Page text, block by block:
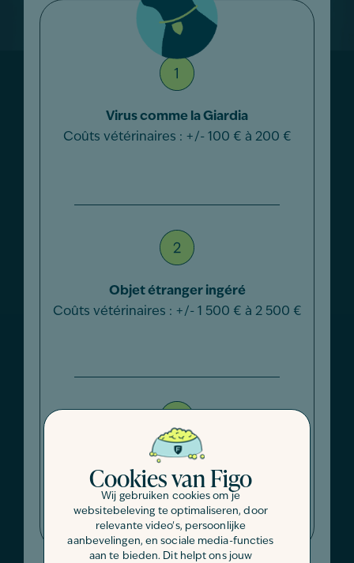
Cookies van Figo
Wij gebruiken cookies om je
websitebeleving te optimaliseren, door
relevante video's, persoonlijke
aanbevelingen, en sociale media-functies
aan te bieden. Dit helpt ons jouw
Virus comme la Giardia
Coûts vétérinaires : +/- 100 € à 200 €
Objet étranger ingéré
Coûts vétérinaires : +/- 1 500 € à 2 500 €
Problèmes articulaires comme la
dysplasie de la hanche et du coude,
luxation de la rotuleCoûts vétérinaires :
+/- 1 500 € à 4 000 €